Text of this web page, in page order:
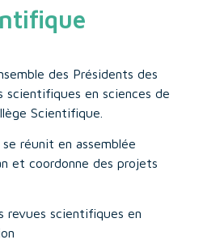
des Présidents des
scientifiques en sciences de
Scientifique.
réunit en assemblée
et coordonne des projets
revues scientifiques en